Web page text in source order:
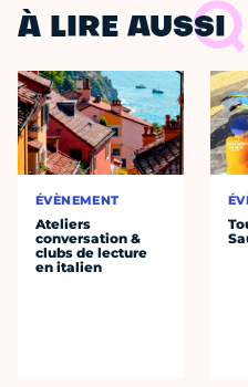
À LIRE AUSSI
ÉVÈNEMENT
Ateliers
conversation &
clubs de lecture
en italien